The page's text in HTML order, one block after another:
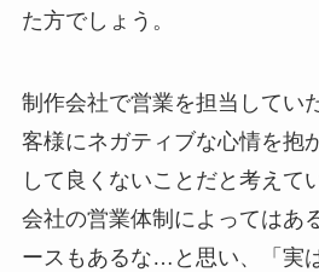
た方でしょう。
制作会社で営業を担当してい
客様にネガティブな心情を抱
して良くないことだと考えて
会社の営業体制によってはあ
ースもあるな…と思い、「実